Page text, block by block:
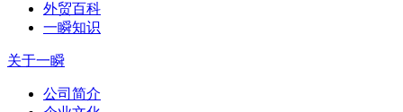
外贸百科
一瞬知识
关于一瞬
公司简介